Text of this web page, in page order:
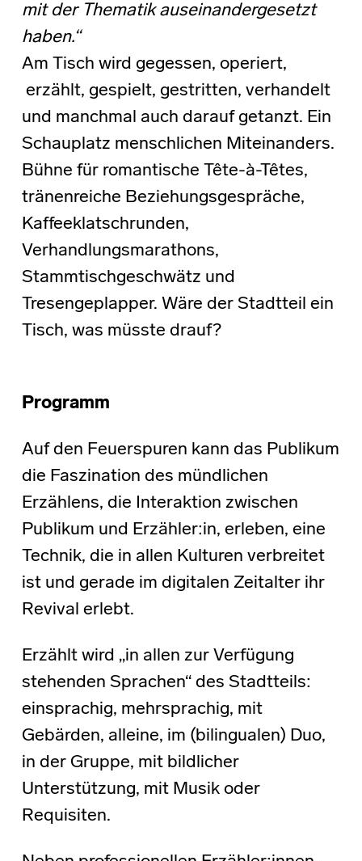
mit der Thematik auseinandergesetzt
haben.“
Am Tisch wird gegessen, operiert,
erzählt, gespielt, gestritten, verhandelt
und manchmal auch darauf getanzt. Ein
Schauplatz menschlichen Miteinanders.
Bühne für romantische Tête-à-Têtes,
tränenreiche Beziehungsgespräche,
Kaffeeklatschrunden,
Verhandlungsmarathons,
Stammtischgeschwätz und
Tresengeplapper. Wäre der Stadtteil ein
Tisch, was müsste drauf?
Programm
Auf den Feuerspuren kann das Publikum
die Faszination des mündlichen
Erzählens, die Interaktion zwischen
Publikum und Erzähler:in, erleben, eine
Technik, die in allen Kulturen verbreitet
ist und gerade im digitalen Zeitalter ihr
Revival erlebt.
Erzählt wird „in allen zur Verfügung
stehenden Sprachen“ des Stadtteils:
einsprachig, mehrsprachig, mit
Gebärden, alleine, im (bilingualen) Duo,
in der Gruppe, mit bildlicher
Unterstützung, mit Musik oder
Requisiten.